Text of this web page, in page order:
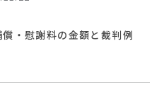
・慰謝料の金額と裁判例